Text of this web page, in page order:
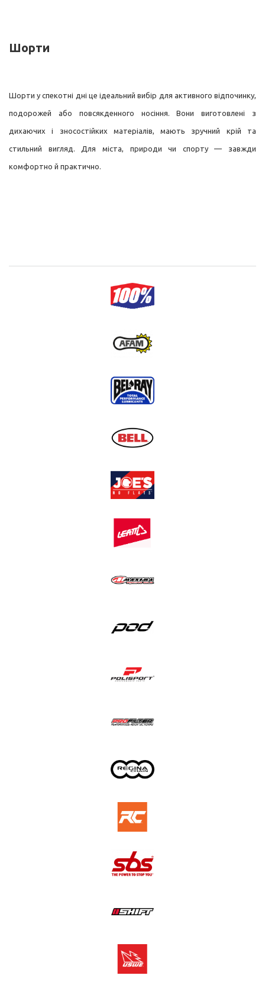
Шорти
Шорти у спекотні дні це ідеальний вибір для активного відпочинку,
подорожей або повсякденного носіння. Вони виготовлені з
дихаючих і зносостійких матеріалів, мають зручний крій та
стильний вигляд. Для міста, природи чи спорту — завжди
комфортно й практично.